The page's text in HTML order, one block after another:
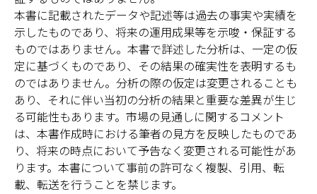
本書に記載されたデータや記述等は過去の事実や実績を
示したものであり、将来の運用成果等を示唆・保証する
ものではありません。本書で詳述した分析は、一定の仮
定に基づくものであり、その結果の確実性を表明するも
のではありません。分析の際の仮定は変更されることも
あり、それに伴い当初の分析の結果と重要な差異が生じ
る可能性もあります。市場の見通しに関するコメント
は、本書作成時における筆者の見方を反映したものであ
り、将来の時点において予告なく変更される可能性があ
ります。本書について事前の許可なく複製、引用、転
載、転送を行うことを禁じます。